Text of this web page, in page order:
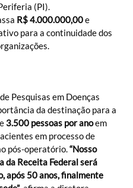
(PI).
R$ 4.000.000,00e
para a continuidade dos
Pesquisas em Doenças
da destinação para a
3.500 pessoas por anoem
em processo de
pós-operatório. “Nosso
da Receita Federal será
após 50 anos, finalmente